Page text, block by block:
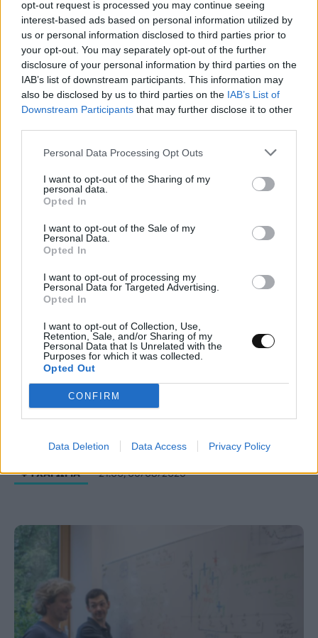
opt-out request is processed you may continue seeing
interest-based ads based on personal information utilized by
us or personal information disclosed to third parties prior to
your opt-out. You may separately opt-out of the further
disclosure of your personal information by third parties on the
IAB’s list of downstream participants. This information may
also be disclosed by us to third parties on the IAB’s List of
Downstream Participants that may further disclose it to other
Personal Data Processing Opt Outs
I want to opt-out of the Sharing of my
personal data.
Opted In
I want to opt-out of the Sale of my
Personal Data.
Opted In
I want to opt-out of processing my
Personal Data for Targeted Advertising.
Opted In
I want to opt-out of Collection, Use,
Retention, Sale, and/or Sharing of my
Personal Data that Is Unrelated with the
Purposes for which it was collected.
Opted Out
CONFIRM
Data Deletion Data Access Privacy Policy
Νέος σχεδιασμός καταλύτη βελτιώνει την
παραγωγή αμμωνίας καταστέλλοντας
ανεπιθύμητες αντιδράσεις
Κουίζ: Πόσο καλά γνωρίζετε την ελληνική
μυθολογία; Μπορείτε να κάνετε το 3 στα 3;
ΨΥΧΑΓΩΓΊΑ 21:00, 06/08/2026